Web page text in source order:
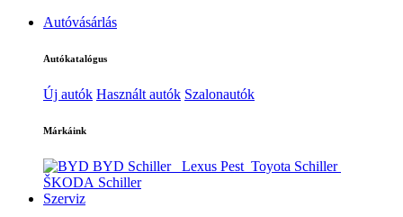
Autóvásárlás
Autókatalógus
Új autók Használt autók Szalonautók
Márkáink
BYD Schiller Lexus Pest Toyota Schiller
ŠKODA Schiller
Szerviz